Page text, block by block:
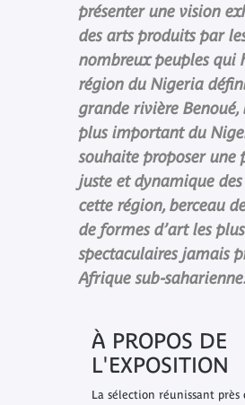
présenter une vision
des arts produits par
nombreux peuples qui
région du Nigeria
grande rivière Benoué,
plus important du
souhaite proposer une
juste et dynamique
cette région, berceau
de formes d’art les plus
spectaculaires jamais
Afrique sub-saharienne.
À PROPOS DE
L'EXPOSITION
La sélection réunissant près